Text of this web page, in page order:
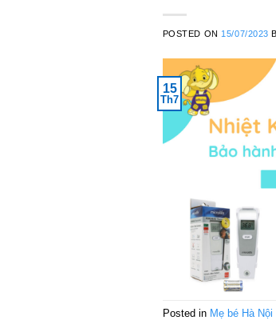
POSTED ON15/07/2023
15
Th7
Posted in Mẹ bé Hà Nội